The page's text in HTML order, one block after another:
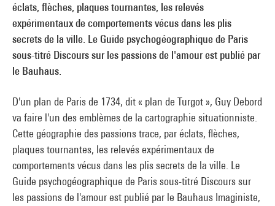
éclats, flèches, plaques tournantes, les relevés
expérimentaux de comportements vécus dans les plis
secrets de la ville. Le Guide psychogéographique de Paris
sous-titré Discours sur les passions de l'amour est publié par
le Bauhaus.
D'un plan de Paris de 1734, dit « plan de Turgot », Guy Debord
va faire l'un des emblèmes de la cartographie situationniste.
Cette géographie des passions trace, par éclats, flèches,
plaques tournantes, les relevés expérimentaux de
comportements vécus dans les plis secrets de la ville. Le
Guide psychogéographique de Paris sous-titré Discours sur
les passions de l'amour est publié par le Bauhaus Imaginiste,